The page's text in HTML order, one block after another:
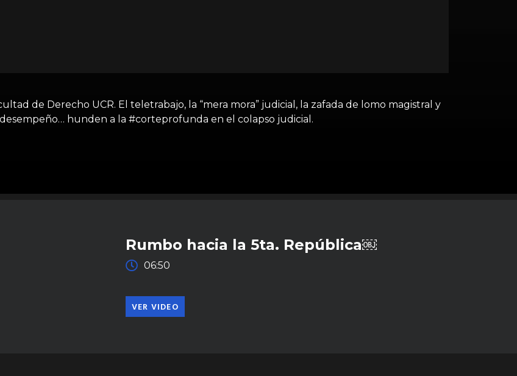
de Derecho UCR. El teletrabajo, la “mera mora” judicial, la zafada de lomo magistral y
hunden a la #corteprofunda en el colapso judicial.
Rumbo hacia la 5ta. República￼
06:50
VER VIDEO